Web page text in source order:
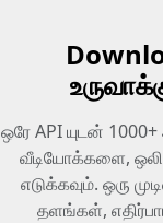
ஒரே API யுடன்
வீடியோக்களை,
எடுக்கவும். ஒரு
தளங்கள்,